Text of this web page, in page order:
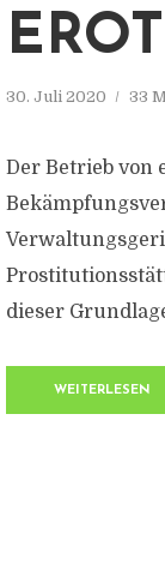
30. Juli 2020 33
Der Betrieb von
dieser
WEITERLESEN